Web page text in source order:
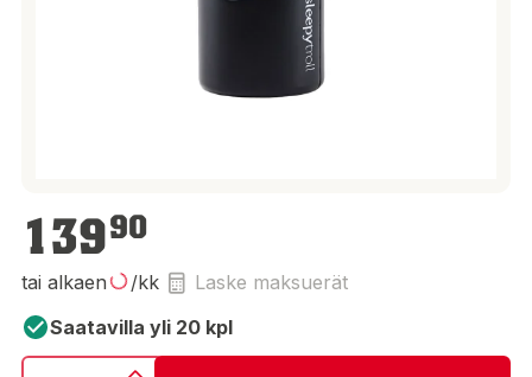
139,90 €
13990
tai alkaen /kk
Laske maksuerät
Saatavilla yli 20 kpl